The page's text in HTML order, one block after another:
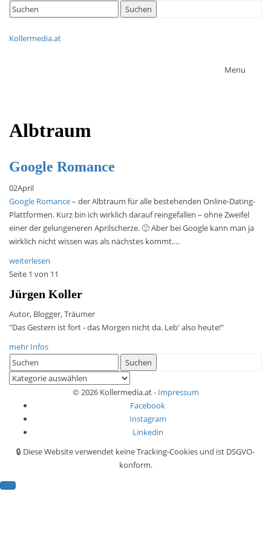
Search
for:
Suchen
Kollermedia.at
Menu
Albtraum
Google Romance
02April
Google Romance– der Albtraum für alle bestehenden Online-Dating-
Plattformen. Kurz bin ich wirklich darauf reingefallen – ohne Zweifel
einer der gelungeneren Aprilscherze. 🙂 Aber bei Google kann man ja
wirklich nicht wissen was als nächstes kommt.…
weiterlesen
Seite 1 von 11
Jürgen Koller
Autor, Blogger, Träumer
"Das Gestern ist fort - das Morgen nicht da. Leb' also heute!"
mehr Infos
Search
for:
Suchen
Kategorien
© 2026 Kollermedia.at - Impressum
Facebook
Instagram
Linkedin
🔒 Diese Website verwendet keine Tracking-Cookies und ist DSGVO-
konform.